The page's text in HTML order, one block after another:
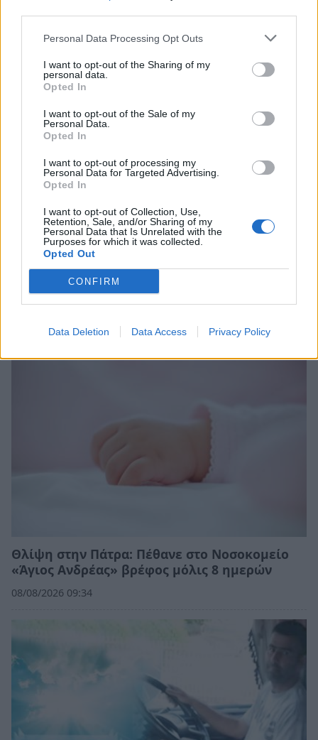
Personal Data Processing Opt Outs
I want to opt-out of the Sharing of my
personal data.
Opted In
I want to opt-out of the Sale of my
Personal Data.
Opted In
I want to opt-out of processing my
Personal Data for Targeted Advertising.
Opted In
I want to opt-out of Collection, Use,
Retention, Sale, and/or Sharing of my
Personal Data that Is Unrelated with the
Purposes for which it was collected.
Opted Out
CONFIRM
Data Deletion Data Access Privacy Policy
Θλίψη στην Πάτρα: Πέθανε στο Νοσοκομείο
«Άγιος Ανδρέας» βρέφος μόλις 8 ημερών
08/08/2026 09:34